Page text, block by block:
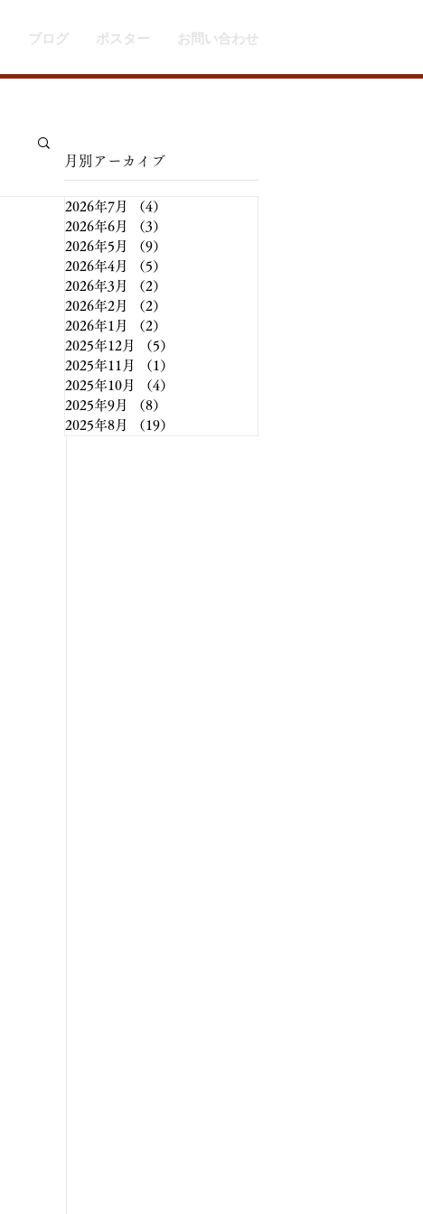
ブログ ポスター お問い合わせ
​月別アーカイブ
2026年7月 （4）
2026年6月
（3）
2026年5月
（9）
2026年4月
（5）
2026年3月
（2）
2026年2月
（2）
2026年1月
（2）
2025年12月
（5）
2025年11月
（1）
2025年10月
（4）
2025年9月
（8）
2025年8月
（19）